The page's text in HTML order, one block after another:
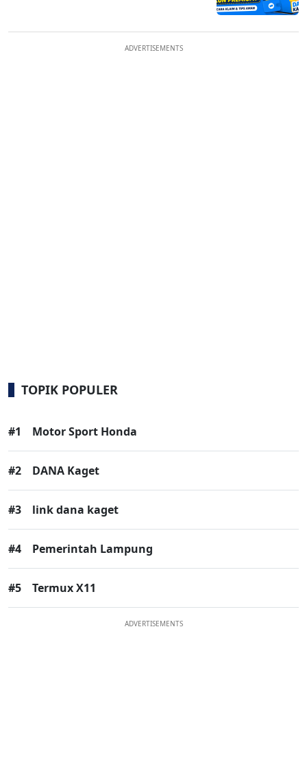
ADVERTISEMENTS
TOPIK POPULER
#1 Motor Sport Honda
#2 DANA Kaget
#3 link dana kaget
#4 Pemerintah Lampung
#5 Termux X11
ADVERTISEMENTS